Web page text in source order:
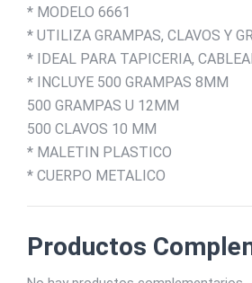
* MODELO 6661
* UTILIZA GRAMPAS, CLAVOS Y
* IDEAL PARA TAPICERIA,
* INCLUYE 500 GRAMPAS 8MM
500 GRAMPAS U 12MM
500 CLAVOS 10 MM
* MALETIN PLASTICO
* CUERPO METALICO
Productos